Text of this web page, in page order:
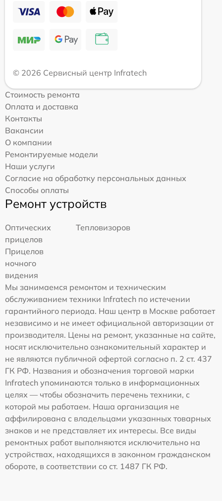
© 2026 Сервисный центр Infratech
Стоимость ремонта
Оплата и доставка
Контакты
Вакансии
О компании
Ремонтируемые модели
Наши услуги
Согласие на обработку персональных данных
Способы оплаты
Ремонт устройств
Оптических
прицелов
Тепловизоров
Прицелов
ночного
видения
Мы занимаемся ремонтом и техническим
обслуживанием техники Infratech по истечении
гарантийного периода. Наш центр в Москве работает
независимо и не имеет официальной авторизации от
производителя. Цены на ремонт, указанные на сайте,
носят исключительно ознакомительный характер и
не являются публичной офертой согласно п. 2 ст. 437
ГК РФ. Названия и обозначения торговой марки
Infratech упоминаются только в информационных
целях — чтобы обозначить перечень техники, с
которой мы работаем. Наша организация не
аффилирована с владельцами указанных товарных
знаков и не представляет их интересы. Все виды
ремонтных работ выполняются исключительно на
устройствах, находящихся в законном гражданском
обороте, в соответствии со ст. 1487 ГК РФ.